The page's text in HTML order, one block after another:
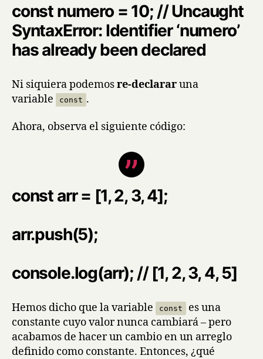
const numero = 10; // Uncaught
SyntaxError: Identifier ‘numero’
has already been declared
Ni siquiera podemosre-declararuna
variable
const .
Ahora, observa el siguiente código:
const arr = [1, 2, 3, 4];
arr.push(5);
console.log(arr); // [1, 2, 3, 4, 5]
Hemos dicho que la variable const
es una
constante cuyo valor nunca cambiará – pero
acabamos de hacer un cambio en un arreglo
definido como constante. Entonces, ¿qué